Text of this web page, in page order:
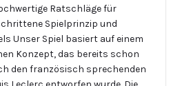
Ratschläge für
Spielprinzip und
Unser Spiel basiert auf einem
Konzept, das bereits schon
den französisch sprechenden